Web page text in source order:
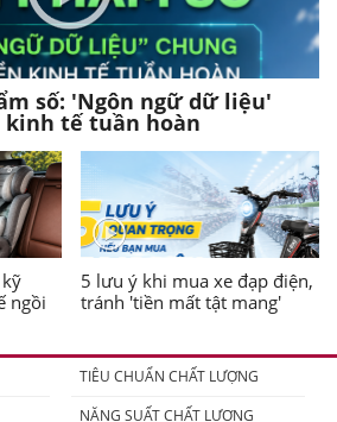
số: 'Ngôn ngữ dữ liệu'
kinh tế tuần hoàn
ngồi
5 lưu ý khi mua xe đạp điện,
tránh 'tiền mất tật mang'
TIÊU CHUẨN CHẤT LƯỢNG
NĂNG SUẤT CHẤT LƯỢNG